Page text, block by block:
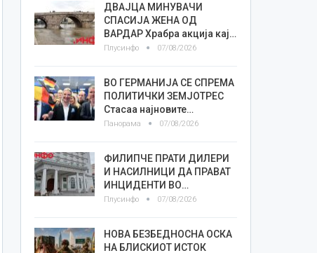
ДВАЈЦА МИНУВАЧИ
СПАСИЈА ЖЕНА ОД
ВАРДАР Храбра акција кај…
Плусинфо 07/08/2026
ВО ГЕРМАНИЈА СЕ СПРЕМА
ПОЛИТИЧКИ ЗЕМЈОТРЕС
Стасаа најновите…
Панорама 07/08/2026
ФИЛИПЧЕ ПРАТИ ДИЛЕРИ
И НАСИЛНИЦИ ДА ПРАВАТ
ИНЦИДЕНТИ ВО…
Плусинфо 07/08/2026
НОВА БЕЗБЕДНОСНА ОСКА
НА БЛИСКИОТ ИСТОК